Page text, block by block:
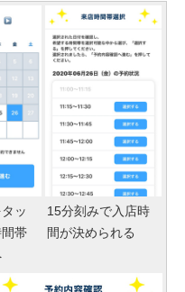
ッ
帯
15分刻みで入店時
間が決められる